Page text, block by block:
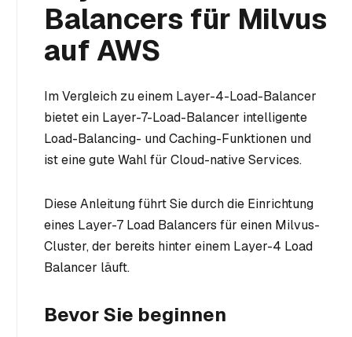
Balancers für Milvus
auf AWS
Im Vergleich zu einem Layer-4-Load-Balancer
bietet ein Layer-7-Load-Balancer intelligente
Load-Balancing- und Caching-Funktionen und
ist eine gute Wahl für Cloud-native Services.
Diese Anleitung führt Sie durch die Einrichtung
eines Layer-7 Load Balancers für einen Milvus-
Cluster, der bereits hinter einem Layer-4 Load
Balancer läuft.
Bevor Sie beginnen